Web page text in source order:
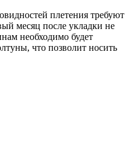
плетения требуют
месяц после укладки не
необходимо будет
что позволит носить